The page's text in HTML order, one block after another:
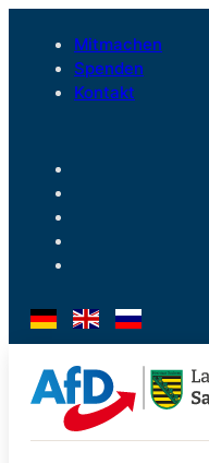
Mitmachen
Spenden
Kontakt